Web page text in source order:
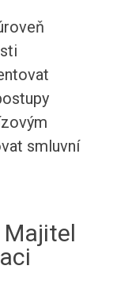
smluvní